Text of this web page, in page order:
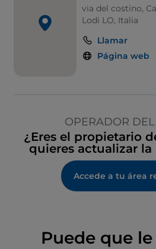
via del costino,
Lodi LO, Italia
Llamar
Página web
OPERADOR DEL
¿Eres el propietario
quieres actualizar
Accede a tu área
Puede que